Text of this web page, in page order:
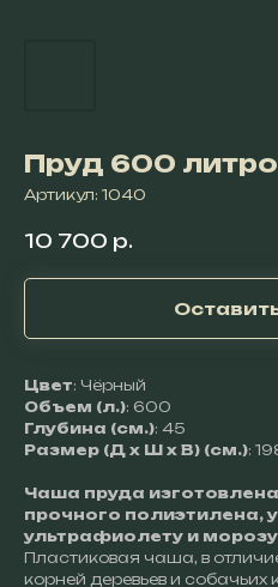
Пруд 600
Артикул: 1040
10 700 р.
Цвет: Чёрный
Объем (л.): 600
Глубина (см.): 45
Размер (Д х Ш х В) (см.):
Чаша пруда
прочного полиэтилена,
ультрафиолету и
Пластиковая чаша, в
корней деревьев и собачьих